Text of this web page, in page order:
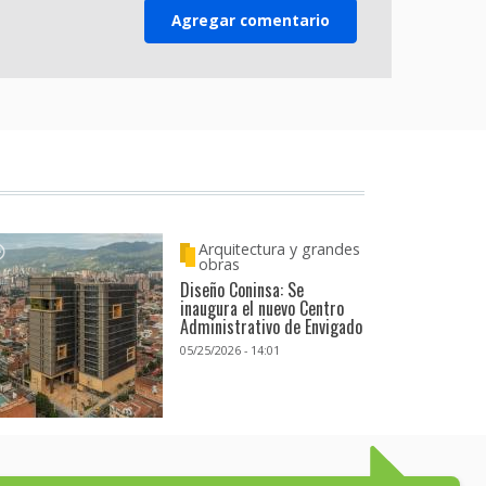
Arquitectura y grandes
obras
Diseño Coninsa: Se
inaugura el nuevo Centro
Administrativo de Envigado
05/25/2026 - 14:01